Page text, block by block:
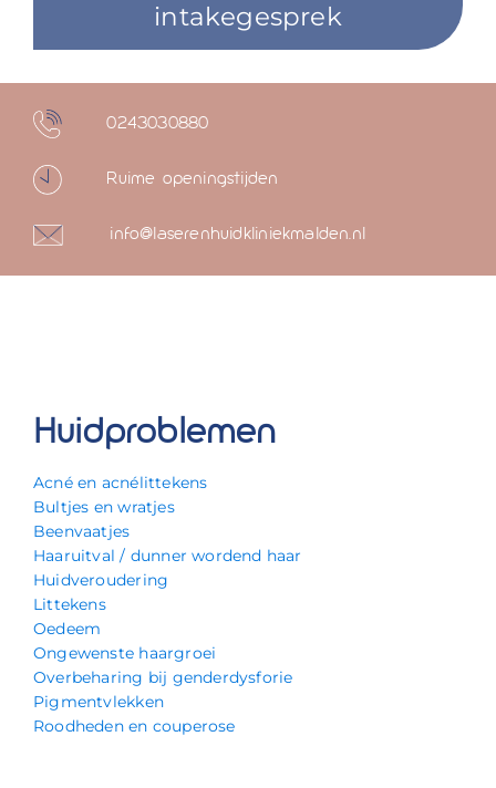
intakegesprek
0243030880
Ruime openingstijden
info@laserenhuidkliniekmalden.nl
Huidproblemen
Acné en acnélittekens
Bultjes en wratjes
Beenvaatjes
Haaruitval / dunner wordend haar
Huidveroudering
Littekens
Oedeem
Ongewenste haargroei
Overbeharing bij genderdysforie
Pigmentvlekken
Roodheden en couperose